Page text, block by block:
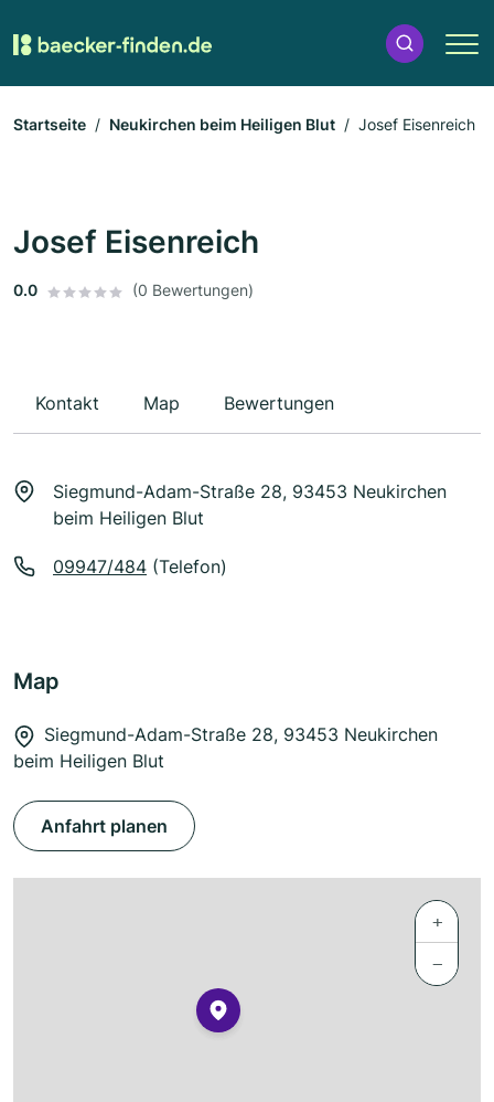
Startseite Neukirchen beim Heiligen Blut Josef Eisenreich
Josef Eisenreich
0.0 (0 Bewertungen)
Kontakt Map Bewertungen
Siegmund-Adam-Straße 28, 93453 Neukirchen
beim Heiligen Blut
09947/484 (Telefon)
Map
Siegmund-Adam-Straße 28, 93453 Neukirchen
beim Heiligen Blut
Anfahrt planen
+
−